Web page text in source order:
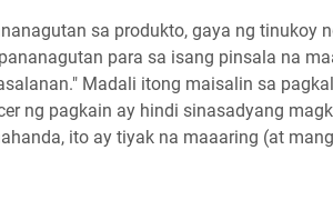
sa produkto, gaya ng tinukoy
para sa isang pinsala na
Madali itong maisalin sa
ng pagkain ay hindi sinasadyang
ito ay tiyak na maaaring (at